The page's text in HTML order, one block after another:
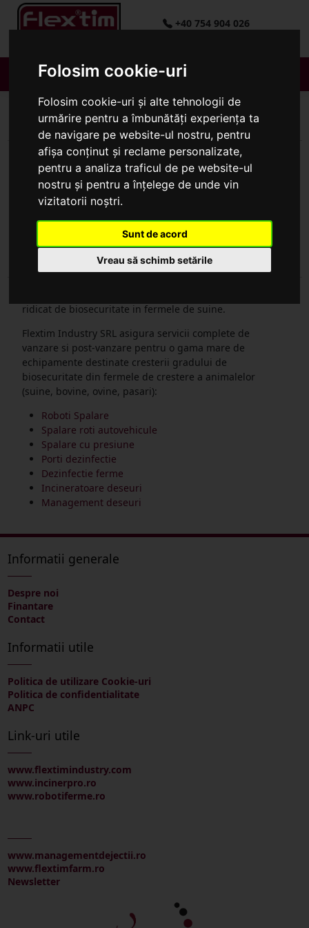
Folosim cookie-uri
Folosim cookie-uri și alte tehnologii de
urmărire pentru a îmbunătăți experiența ta
de navigare pe website-ul nostru, pentru
afișa conținut și reclame personalizate,
pentru a analiza traficul de pe website-ul
nostru și pentru a înțelege de unde vin
vizitatorii noștri.
Sunt de acord
Vreau să schimb setările
+40 754 904 026
Despre noi
ridicat de biosecuritate in fermele de suine.
Flextim Industry SRL asigura servicii complete de
vanzare si post-vanzare pentru o gama mare de
echipamente destinate cresterii gradului de
biosecuritate din fermele de crestere a animalelor
(suine, bovine, ovine, pasari):
Roboti Spalare
Spalare roti autovehicule
Spalare cu presiune
Porti dezinfectie
Dezinfectie ferme
Incineratoare deseuri
Management deseuri
Informatii generale
Despre noi
Finantare
Contact
Informatii utile
Politica de utilizare Cookie-uri
Politica de confidentialitate
ANPC
Link-uri utile
www.flextimindustry.com
www.incinerpro.ro
www.robotiferme.ro
www.managementdejectii.ro
www.flextimfarm.ro
Newsletter